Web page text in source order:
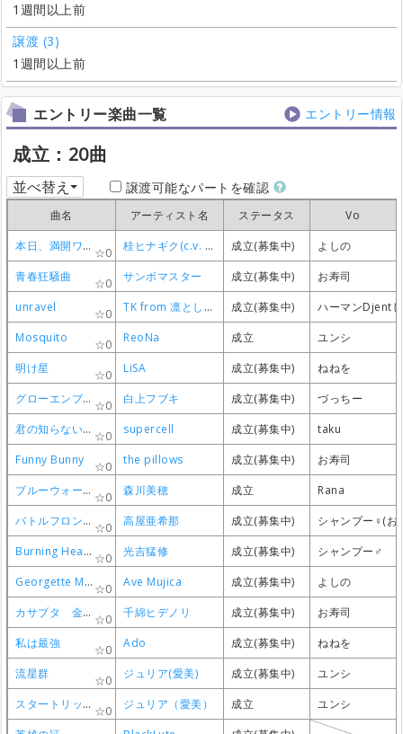
1週間以上前
譲渡 (3)
1週間以上前
エントリー楽曲一覧 エントリー情報
成立：20曲
並べ替え 譲渡可能なパートを確認
曲名 アーティスト名 ステータス
Vo
本日、満開ワタシ色！
0 桂ヒナギク(c.v. 伊藤 静) 成立(募集中)
よしの
青春狂騒曲
0 サンボマスター 成立(募集中)
お寿司
unravel
0 TK from 凛として時雨 成立(募集中)
ハーマンDjent
Mosquito
0 ReoNa 成立
ユンシ
明け星
0 LiSA 成立(募集中)
ねねを
グローエンブレイス
0 白上フブキ 成立(募集中)
づっちー
君の知らない物語
0 supercell 成立(募集中)
taku
Funny Bunny
0 the pillows 成立(募集中)
お寿司
ブルーウォーター
0 森川美穂 成立
Rana
バトルフロンティア
0 高屋亜希那 成立(募集中)
シャンプー♀(お
Burning Hearts ~炎のANGEL~
0 光吉猛修 成立(募集中)
シャンプー♂
Georgette Me, Georgette You
0 Ave Mujica 成立(募集中)
よしの
カサブタ 金色のガッシュベル!! OP
0 千綿ヒデノリ 成立(募集中)
お寿司
私は最強
0 Ado 成立(募集中)
ねねを
流星群
0 ジュリア(愛美) 成立(募集中)
ユンシ
スタートリップ
0 ジュリア（愛美） 成立
ユンシ
曲名 アーティスト名 ステータス
Vo
本日、満開ワタシ色！
0 桂ヒナギク(c.v. 伊藤 静) 成立(募集中)
よしの
青春狂騒曲
0 サンボマスター 成立(募集中)
お寿司
unravel
0 TK from 凛として時雨 成立(募集中)
ハーマンDjent
Mosquito
0 ReoNa 成立
ユンシ
明け星
0 LiSA 成立(募集中)
ねねを
グローエンブレイス
0 白上フブキ 成立(募集中)
づっちー
君の知らない物語
0 supercell 成立(募集中)
taku
Funny Bunny
0 the pillows 成立(募集中)
お寿司
ブルーウォーター
0 森川美穂 成立
Rana
バトルフロンティア
0 高屋亜希那 成立(募集中)
シャンプー♀(お
Burning Hearts ~炎のANGEL~
0 光吉猛修 成立(募集中)
シャンプー♂
Georgette Me, Georgette You
0 Ave Mujica 成立(募集中)
よしの
カサブタ 金色のガッシュベル!! OP
0 千綿ヒデノリ 成立(募集中)
お寿司
私は最強
0 Ado 成立(募集中)
ねねを
流星群
0 ジュリア(愛美) 成立(募集中)
ユンシ
スタートリップ
0 ジュリア（愛美） 成立
ユンシ
曲名 アーティスト名 ステータス
Vo
本日、満開ワタシ色！
0 桂ヒナギク(c.v. 伊藤 静) 成立(募集中)
よしの
青春狂騒曲
0 サンボマスター 成立(募集中)
お寿司
unravel
0 TK from 凛として時雨 成立(募集中)
ハーマンDjent
Mosquito
0 ReoNa 成立
ユンシ
明け星
0 LiSA 成立(募集中)
ねねを
グローエンブレイス
0 白上フブキ 成立(募集中)
づっちー
君の知らない物語
0 supercell 成立(募集中)
taku
Funny Bunny
0 the pillows 成立(募集中)
お寿司
ブルーウォーター
0 森川美穂 成立
Rana
バトルフロンティア
0 高屋亜希那 成立(募集中)
シャンプー♀(お
Burning Hearts ~炎のANGEL~
0 光吉猛修 成立(募集中)
シャンプー♂
Georgette Me, Georgette You
0 Ave Mujica 成立(募集中)
よしの
カサブタ 金色のガッシュベル!! OP
0 千綿ヒデノリ 成立(募集中)
お寿司
私は最強
0 Ado 成立(募集中)
ねねを
流星群
0 ジュリア(愛美) 成立(募集中)
ユンシ
スタートリップ
0 ジュリア（愛美） 成立
ユンシ
曲名 アーティスト名 ステータス
Vo
本日、満開ワタシ色！
0 桂ヒナギク(c.v. 伊藤 静) 成立(募集中)
よしの
青春狂騒曲
0 サンボマスター 成立(募集中)
お寿司
unravel
0 TK from 凛として時雨 成立(募集中)
ハーマンDjent
Mosquito
0 ReoNa 成立
ユンシ
明け星
0 LiSA 成立(募集中)
ねねを
グローエンブレイス
0 白上フブキ 成立(募集中)
づっちー
君の知らない物語
0 supercell 成立(募集中)
taku
Funny Bunny
0 the pillows 成立(募集中)
お寿司
ブルーウォーター
0 森川美穂 成立
Rana
バトルフロンティア
0 高屋亜希那 成立(募集中)
シャンプー♀(お
Burning Hearts ~炎のANGEL~
0 光吉猛修 成立(募集中)
シャンプー♂
Georgette Me, Georgette You
0 Ave Mujica 成立(募集中)
よしの
カサブタ 金色のガッシュベル!! OP
0 千綿ヒデノリ 成立(募集中)
お寿司
私は最強
0 Ado 成立(募集中)
ねねを
流星群
0 ジュリア(愛美) 成立(募集中)
ユンシ
スタートリップ
0 ジュリア（愛美） 成立
ユンシ